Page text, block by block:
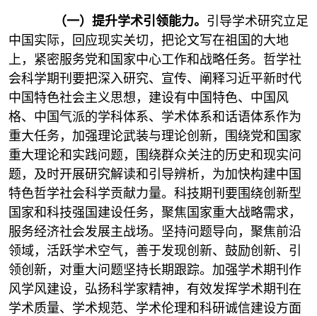
（一）提升学术引领能力。 引导学术研究立足
中国实际，回应现实关切，把论文写在祖国的大地
上，紧密服务党和国家中心工作和战略任务。哲学社
会科学期刊要把深入研究、宣传、阐释习近平新时代
中国特色社会主义思想，建设有中国特色、中国风
格、中国气派的学科体系、学术体系和话语体系作为
重大任务，加强理论武装与理论创新，围绕党和国家
重大理论和实践问题，围绕群众关注的历史和现实问
题，及时开展研究解读和引导辨析，为加快构建中国
特色哲学社会科学贡献力量。科技期刊要围绕创新型
国家和科技强国建设任务，聚焦国家重大战略需求，
服务经济社会发展主战场。坚持问题导向，聚焦前沿
领域，活跃学术空气，善于发现创新、鼓励创新、引
领创新，对重大问题坚持长期跟踪。加强学术期刊作
风学风建设，弘扬科学家精神，有效发挥学术期刊在
学术质量、学术规范、学术伦理和科研诚信建设方面